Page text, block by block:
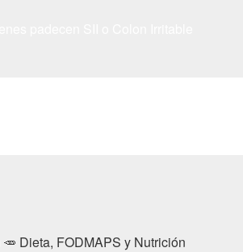
🥕 Dieta, FODMAPS y Nutrición